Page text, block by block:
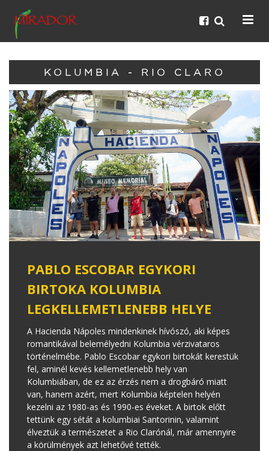
KOLUMBIA - RIO CLARO
PABLO ESCOBAR EGYKORI
BIRTOKA KOLUMBIA
LEGKELLEMETLENEBB HELYE
A Hacienda Nápoles mindenkinek hívószó, aki képes
romantikával belemélyedni Kolumbia vérzivataros
történelmébe. Pablo Escobar egykori birtokát kerestük
fel, aminél kevés kellemetlenebb hely van
Kolumbiában, de ez az érzés nem a drogbáró miatt
van, hanem azért, mert Kolumbia képtelen helyén
kezelni az 1980-as és 1990-es éveket. A birtok előtt
tettünk egy sétát a kolumbiai Santorinin, valamint
élveztük a természetet a Rio Clarónál, már amennyire
a körülmények azt lehetővé tették.